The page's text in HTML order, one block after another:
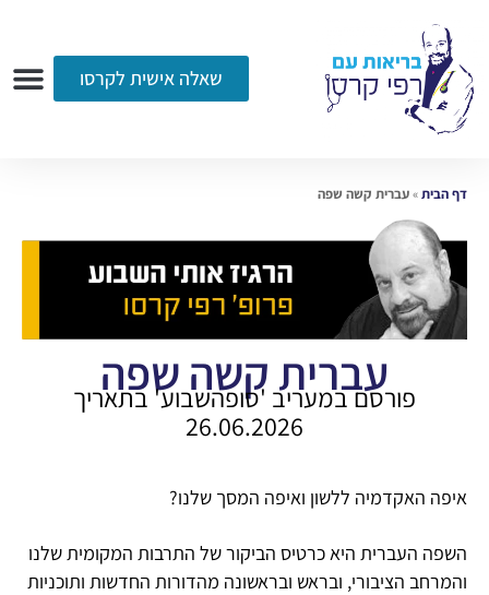
שאלה אישית לקרסו
דף הבית»עברית קשה שפה
עברית קשה שפה
פורסם במעריב 'סופהשבוע' בתאריך
26.06.2026
איפה האקדמיה ללשון ואיפה המסך שלנו?
השפה העברית היא כרטיס הביקור של התרבות המקומית שלנו
והמרחב הציבורי, ובראש ובראשונה מהדורות החדשות ותוכניות